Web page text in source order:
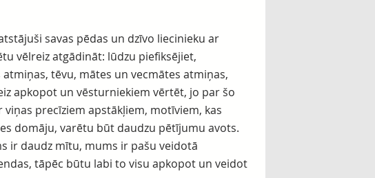
savas pēdas un dzīvo liecinieku ar
vēlreiz atgādināt: lūdzu piefiksējiet,
tēvu, mātes un vecmātes atmiņas,
apkopot un vēsturniekiem vērtēt, jo par šo
precīziem apstākļiem, motīviem, kas
domāju, varētu būt daudzu pētījumu avots.
ir daudz mītu, mums ir pašu veidotā
tāpēc būtu labi to visu apkopot un veidot